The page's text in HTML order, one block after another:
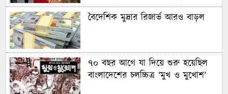
বৈদেশিক মুদ্রার রিজার্ভ আরও বাড়ল
৭০ বছর আগে যা ‍দিয়ে শুরু হয়েছিল
বাংলাদেশের চলচ্চিত্র ‘মুখ ও মুখোশ’